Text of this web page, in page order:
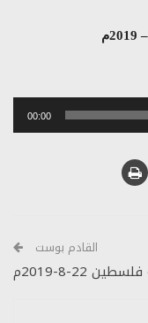
00:00
القادم بوست
22-8-2019م